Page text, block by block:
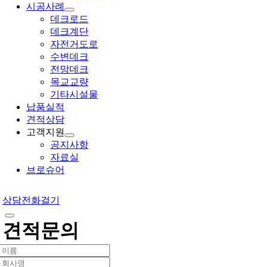
시공사례
데크로드
데크계단
자전거도로
수변데크
전망데크
목교교량
기타시설물
납품실적
견적상담
고객지원
공지사항
자료실
브로슈어
상담전화걸기
견적문의